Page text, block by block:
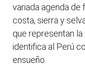
variada agenda de
costa, sierra y
que representan
identifica al Perú
ensueño.